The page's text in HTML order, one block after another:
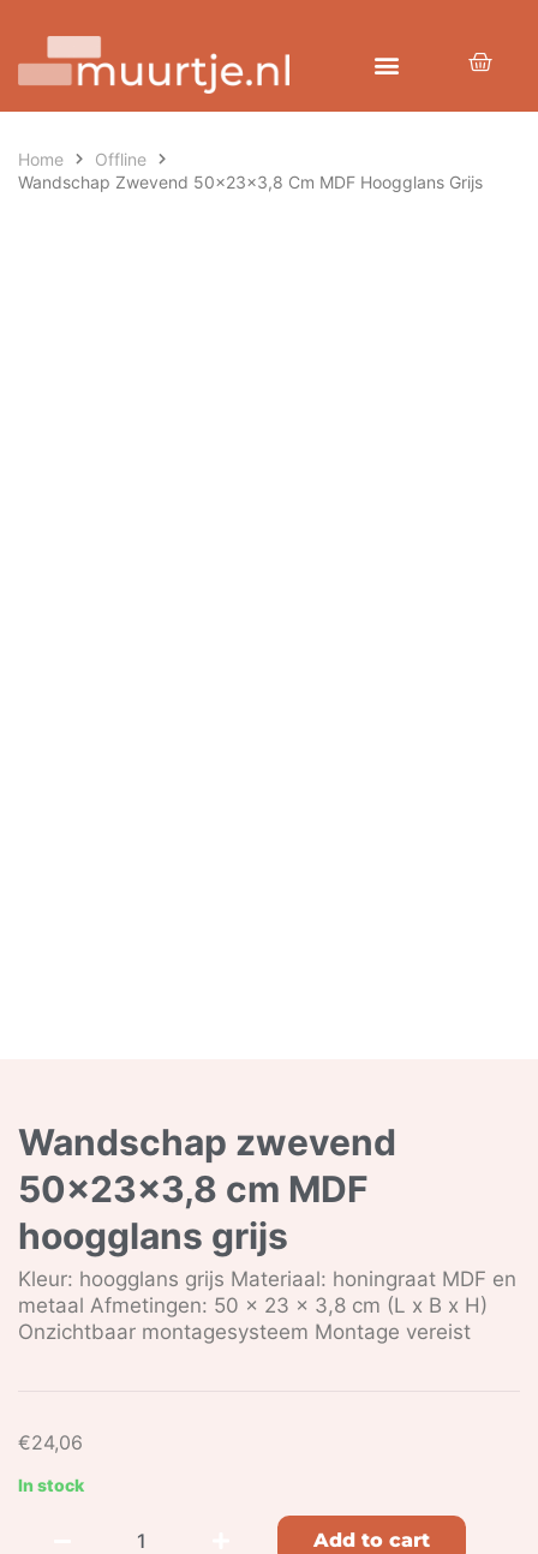
Home
Offline
Wandschap Zwevend 50x23x3,8 Cm MDF Hoogglans Grijs
Wandschap zwevend
50x23x3,8 cm MDF
hoogglans grijs
Kleur: hoogglans grijs Materiaal: honingraat MDF en
metaal Afmetingen: 50 x 23 x 3,8 cm (L x B x H)
Onzichtbaar montagesysteem Montage vereist
€24,06
In stock
Add to cart